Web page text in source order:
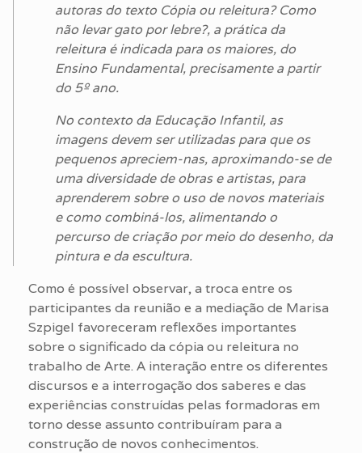
autoras do texto Cópia ou releitura? Como
não levar gato por lebre?, a prática da
releitura é indicada para os maiores, do
Ensino Fundamental, precisamente a partir
do 5º ano.
No contexto da Educação Infantil, as
imagens devem ser utilizadas para que os
pequenos apreciem-nas, aproximando-se de
uma diversidade de obras e artistas, para
aprenderem sobre o uso de novos materiais
e como combiná-los, alimentando o
percurso de criação por meio do desenho, da
pintura e da escultura.
Como é possível observar, a troca entre os
participantes da reunião e a mediação de Marisa
Szpigel favoreceram reflexões importantes
sobre o significado da cópia ou releitura no
trabalho de Arte. A interação entre os diferentes
discursos e a interrogação dos saberes e das
experiências construídas pelas formadoras em
torno desse assunto contribuíram para a
construção de novos conhecimentos.